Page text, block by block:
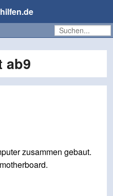
ab9
zusammen gebaut.